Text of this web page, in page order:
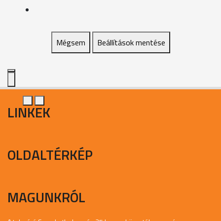
Mégsem Beállítások mentése
LINKEK
OLDALTÉRKÉP
MAGUNKRÓL